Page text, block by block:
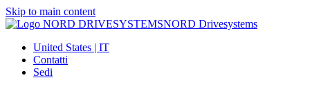
Skip to main content
NORD Drivesystems
United States | IT
Contatti
Sedi